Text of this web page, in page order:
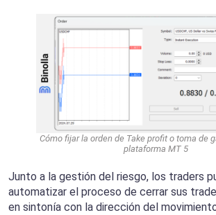
Cómo fijar la orden de Take profit o toma de
plataforma MT 5
Junto a la gestión del riesgo, los traders
automatizar el proceso de cerrar sus
en sintonía con la dirección del